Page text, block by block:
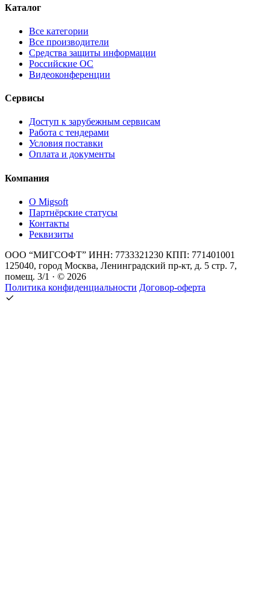
Каталог
Все категории
Все производители
Средства защиты информации
Российские ОС
Видеоконференции
Сервисы
Доступ к зарубежным сервисам
Работа с тендерами
Условия поставки
Оплата и документы
Компания
О Migsoft
Партнёрские статусы
Контакты
Реквизиты
ООО “МИГСОФТ” ИНН: 7733321230 КПП: 771401001
125040, город Москва, Ленинградский пр-кт, д. 5 стр. 7,
помещ. 3/1 · © 2026
Политика конфиденциальности Договор-оферта